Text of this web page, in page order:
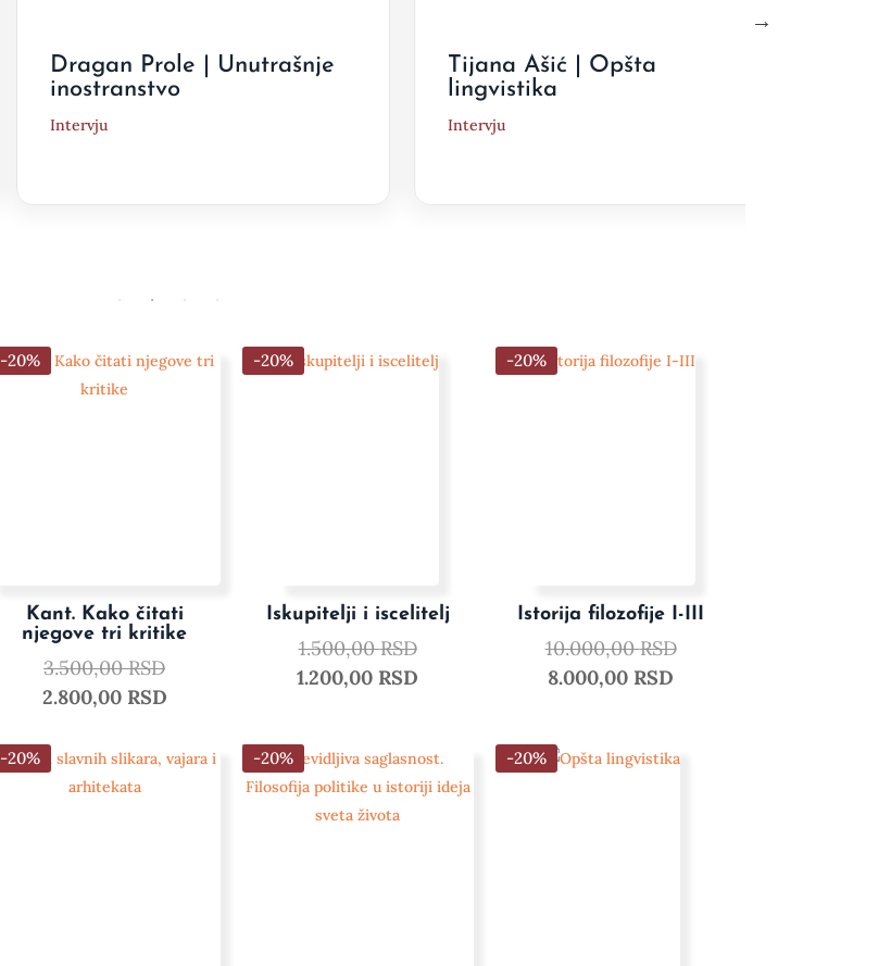
Dragan Prole | Unutrašnje
inostranstvo
Intervju
Tijana Ašić | Opšta
lingvistika
Intervju
-20%
Kant. Kako čitati
njegove tri kritike
3.500,00RSD
2.800,00 RSD
-20%
Iskupitelji i iscelitelj
1.500,00RSD
1.200,00 RSD
-20%
Istorija filozofije I-III
10.000,00RSD
8.000,00 RSD
-20% -20% -20%